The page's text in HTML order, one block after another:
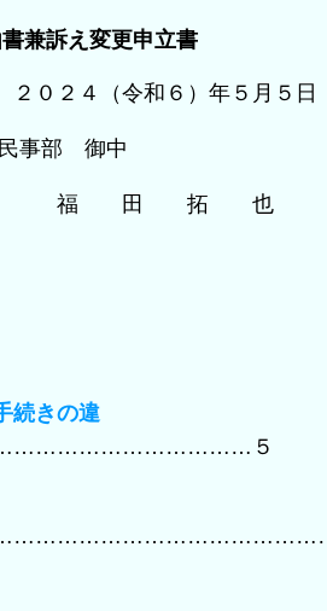
兼訴え変更申立書
２０２４（令和６）年５月５日
事部 御中
告） 福 田 拓 也
続きの違
５